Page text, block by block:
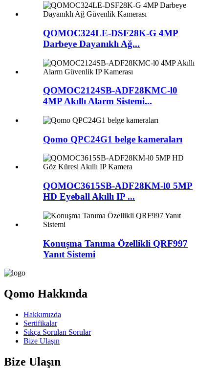
QOMOC324LE-DSF28K-G 4MP
Darbeye Dayanıklı Ağ...
QOMOC2124SB-ADF28KMC-l0
4MP Akıllı Alarm Sistemi...
Qomo QPC24G1 belge kameraları
QOMOC3615SB-ADF28KM-l0 5MP
HD Eyeball Akıllı IP ...
Konuşma Tanıma Özellikli QRF997
Yanıt Sistemi
Qomo Hakkında
Hakkımızda
Sertifikalar
Sıkça Sorulan Sorular
Bize Ulaşın
Bize Ulaşın